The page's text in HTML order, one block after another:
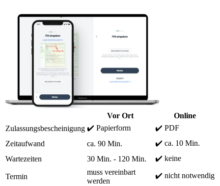
Vor Ort
Online
Zulassungsbescheinigung ✔️ Papierform
✔️ PDF
Zeitaufwand
ca. 90 Min.
✔️ ca. 10 Min.
Wartezeiten
30 Min. - 120 Min. ✔️ keine
Termin
muss vereinbart
werden
✔️ nicht notwendig